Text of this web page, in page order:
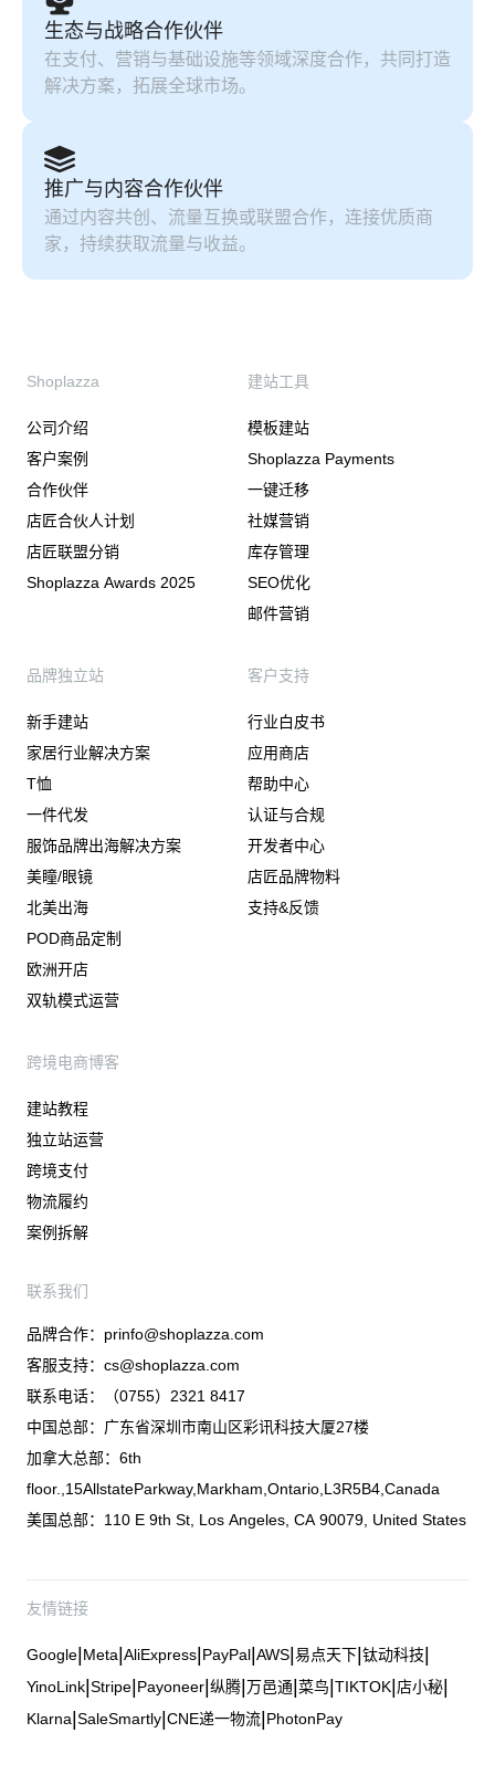
生态与战略合作伙伴
在支付、营销与基础设施等领域深度合作，共同打造
解决方案，拓展全球市场。
推广与内容合作伙伴
通过内容共创、流量互换或联盟合作，连接优质商
家，持续获取流量与收益。
Shoplazza
公司介绍
客户案例
合作伙伴
店匠合伙人计划
店匠联盟分销
Shoplazza Awards 2025
建站工具
模板建站
Shoplazza Payments
一键迁移
社媒营销
库存管理
SEO优化
邮件营销
品牌独立站
新手建站
家居行业解决方案
T恤
一件代发
服饰品牌出海解决方案
美瞳/眼镜
北美出海
POD商品定制
欧洲开店
双轨模式运营
客户支持
行业白皮书
应用商店
帮助中心
认证与合规
开发者中心
店匠品牌物料
支持&反馈
跨境电商博客
建站教程
独立站运营
跨境支付
物流履约
案例拆解
联系我们
品牌合作： prinfo@shoplazza.com
客服支持： cs@shoplazza.com
联系电话：（0755）2321 8417
中国总部：广东省深圳市南山区彩讯科技大厦27楼
加拿大总部：6th
floor.,15AllstateParkway,Markham,Ontario,L3R5B4,Canada
美国总部：110 E 9th St, Los Angeles, CA 90079, United States
友情链接
Google|Meta|AliExpress|PayPal|AWS|易点天下|钛动科技|
YinoLink|Stripe|Payoneer|纵腾|万邑通|菜鸟|TIKTOK|店小秘|
Klarna|SaleSmartly|CNE递一物流|PhotonPay